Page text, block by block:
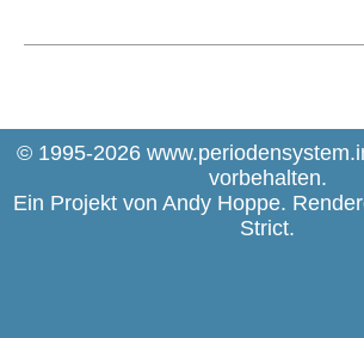
© 1995-2026
vorbehalten.
Ein Projekt von Andy Hoppe.
Strict.